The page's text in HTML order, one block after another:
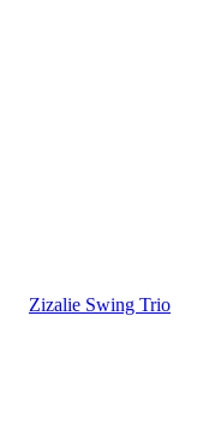
Zizalie Swing Trio